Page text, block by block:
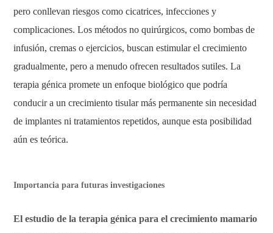
pero conllevan riesgos como cicatrices, infecciones y
complicaciones. Los métodos no quirúrgicos, como bombas de
infusión, cremas o ejercicios, buscan estimular el crecimiento
gradualmente, pero a menudo ofrecen resultados sutiles. La
terapia génica promete un enfoque biológico que podría
conducir a un crecimiento tisular más permanente sin necesidad
de implantes ni tratamientos repetidos, aunque esta posibilidad
aún es teórica.
Importancia para futuras investigaciones
El estudio de la terapia génica para el crecimiento mamario